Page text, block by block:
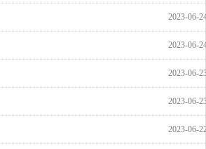
2023-06-
2023-06-
2023-06-
2023-06-
2023-06-